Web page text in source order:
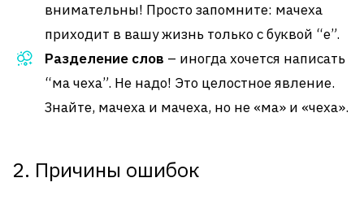
внимательны! Просто запомните: мачеха
приходит в вашу жизнь только с буквой “е”.
Разделение слов – иногда хочется написать
“ма чеха”. Не надо! Это целостное явление.
Знайте, мачеха и мачеха, но не «ма» и «чеха».
2. Причины ошибок